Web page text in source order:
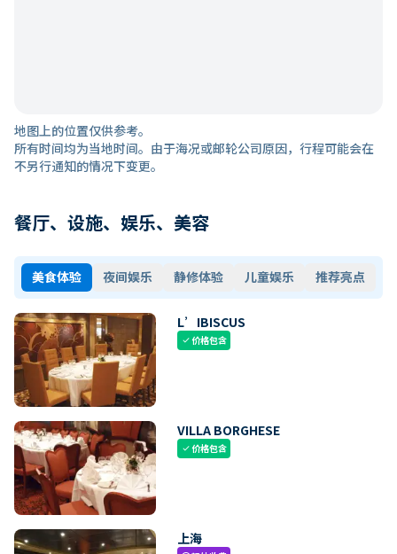
地图上的位置仅供参考。
所有时间均为当地时间。由于海况或邮轮公司原因，行程可能会在
不另行通知的情况下变更。
餐厅、设施、娱乐、美容
美食体验 夜间娱乐 静修体验 儿童娱乐 推荐亮点
L’IBISCUS
check价格包含
VILLA BORGHESE
check价格包含
上海